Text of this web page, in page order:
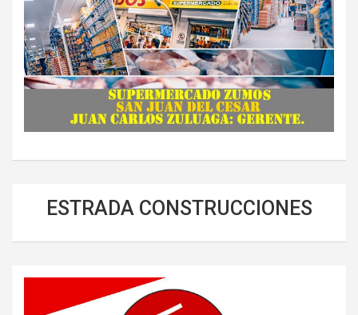
ESTRADA CONSTRUCCIONES